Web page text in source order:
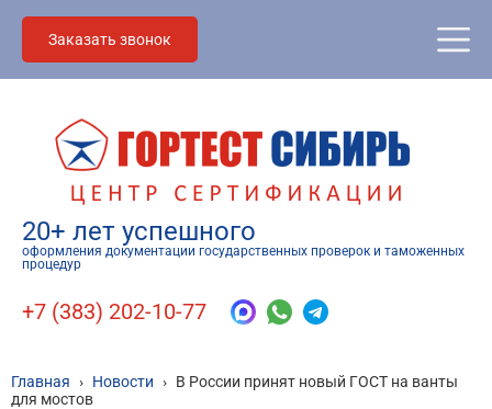
Заказать звонок
20+ лет успешного
оформления документации государственных проверок и таможенных
процедур
+7 (383) 202-10-77
Главная › Новости › В России принят новый ГОСТ на ванты
для мостов